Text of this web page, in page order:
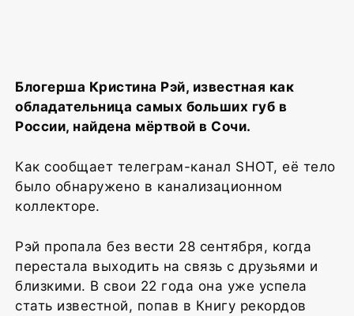
Блогерша Кристина Рэй, известная как
обладательница самых больших губ в
России, найдена мёртвой в Сочи.
Как сообщает телеграм-канал SHOT, её тело
было обнаружено в канализационном
коллекторе.
Рэй пропала без вести 28 сентября, когда
перестала выходить на связь с друзьями и
близкими. В свои 22 года она уже успела
стать известной, попав в Книгу рекордов